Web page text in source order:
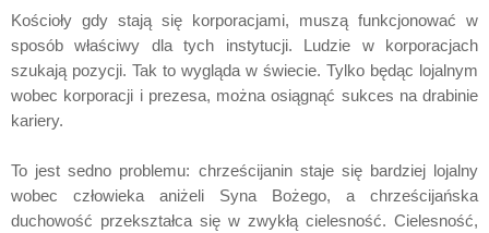
Kościoły gdy stają się korporacjami, muszą funkcjonować w
sposób właściwy dla tych instytucji. Ludzie w korporacjach
szukają pozycji. Tak to wygląda w świecie. Tylko będąc lojalnym
wobec korporacji i prezesa, można osiągnąć sukces na drabinie
kariery.
To jest sedno problemu: chrześcijanin staje się bardziej lojalny
wobec człowieka aniżeli Syna Bożego, a chrześcijańska
duchowość przekształca się w zwykłą cielesność. Cielesność,